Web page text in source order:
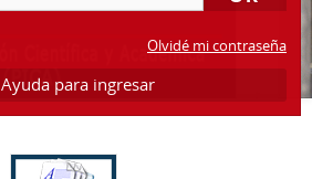
Olvidé mi contraseña
Ayuda para ingresar